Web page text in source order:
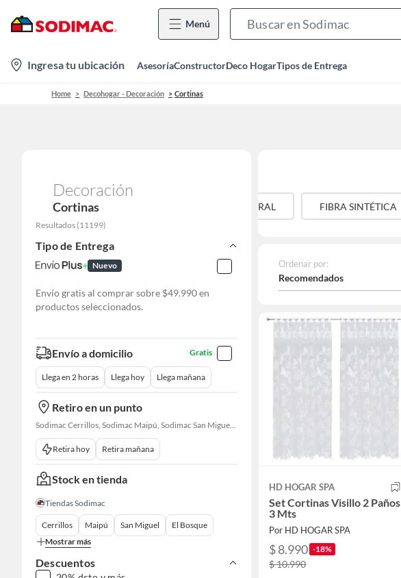
Menú
location-
icon
Ingresa tu ubicación AsesoríaConstructorDeco HogarTipos de Entrega
Home Decohogar - Decoración Cortinas
Decoración
Cortinas
Resultados (11199)
Tipo de Entrega
Nuevo
Envío gratis al comprar sobre $49.990 en
productos seleccionados.
Envío a domicilio Gratis
Llega en 2 horas Llega hoy Llega mañana
Retiro en un punto
Sodimac Cerrillos, Sodimac Maipú, Sodimac San Miguel, Sodimac El Bosque, Sodimac San Bernardo, Sodimac Talagante, Sodimac San Fernando
Retira hoy Retira mañana
Stock en tienda
Tiendas Sodimac
Cerrillos Maipú San Miguel
El Bosque
Mostrar más
Descuentos
ALGODÓN FIBRA NATURAL FIBRA SINTÉTICA
Ordenar por:
Recomendados
HD HOGAR SPA
Set Cortinas Visillo 2 Paños
3 Mts
Por HD HOGAR SPA
$ 8.990 -18%
$ 10.990